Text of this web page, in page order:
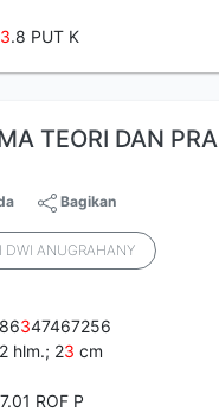
3.8 PUT K
TEORI DAN
Bagikan
DWI ANUGRAHANY
347467256
hlm.; 23 cm
ROF P